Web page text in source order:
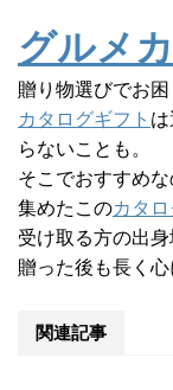
グルメ
贈り物選びでお
カタログギフト
らないことも。
そこでおすすめ
集めたこのカタロ
受け取る方の出
贈った後も長く心
関連記事